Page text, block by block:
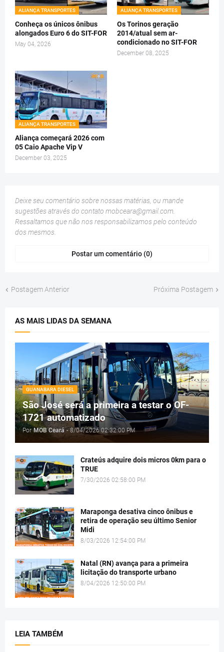
ALIANÇA TRANSPORTES
Conheça os únicos ônibus
alongados Euro 6 do SIT-FOR
May 04, 2026
ALIANÇA TRANSPORTES
Os Torinos geração
2014/atual sem ar-
condicionado no SIT-FOR
December 08, 2025
ALIANÇA TRANSPORTES
Aliança começará 2026 com
05 Caio Apache Vip V
December 03, 2025
Deixe seu comentário sobre nossas matérias, ou mande
sugestões através do contato mobceara@gmail.com.
Ressaltamos que não nos responsabilizamos pelo conteúdo
dos mesmos.
Postar um comentário (0)
Postagem Anterior Próxima Postagem
AS MAIS LIDAS DA SEMANA
GUANABARA DIESEL
São José será a primeira a testar o OF-
1721 automatizado
Por MOB Ceará - 8/04/2026 02:32:00 PM
Crateús adquire dois micros 0km para o
TRUE
7/30/2026 02:58:00 PM
Maraponga desativa cinco ônibus e
retira de operação seu último Senior
Midi
8/03/2026 12:54:00 PM
Natal (RN) avança para a primeira
licitação do transporte urbano
8/04/2026 12:50:00 PM
LEIA TAMBÉM